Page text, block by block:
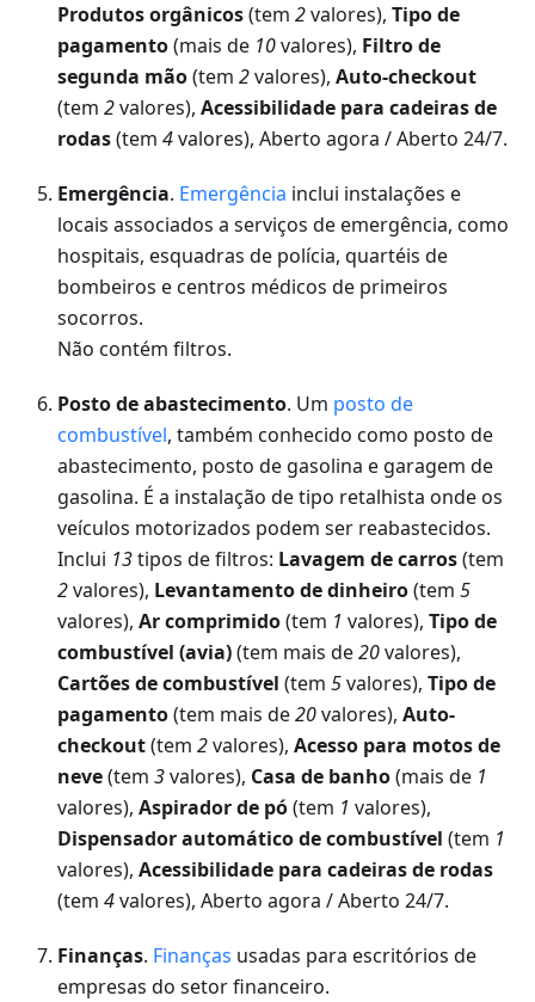
Produtos orgânicos(tem 2valores), Tipo de
pagamento(mais de 10valores), Filtro de
segunda mão(tem 2valores), Auto-checkout
(tem 2valores), Acessibilidade para cadeiras de
rodas(tem 4valores), Aberto agora / Aberto 24/7.
Emergência. Emergência inclui instalações e
locais associados a serviços de emergência, como
hospitais, esquadras de polícia, quartéis de
bombeiros e centros médicos de primeiros
socorros.
Não contém filtros.
Posto de abastecimento. Um posto de
combustível, também conhecido como posto de
abastecimento, posto de gasolina e garagem de
gasolina. É a instalação de tipo retalhista onde os
veículos motorizados podem ser reabastecidos.
Inclui 13tipos de filtros: Lavagem de carros(tem
2valores), Levantamento de dinheiro(tem 5
valores), Ar comprimido(tem 1 valores), Tipo de
combustível (avia)(tem mais de20valores),
Cartões de combustível (tem 5valores), Tipo de
pagamento(tem mais de20valores), Auto-
checkout(tem 2valores), Acesso para motos de
neve(tem 3valores), Casa de banho(mais de 1
valores), Aspirador de pó(tem 1 valores),
Dispensador automático de combustível (tem 1
valores), Acessibilidade para cadeiras de rodas
(tem 4valores), Aberto agora / Aberto 24/7.
Finanças. Finanças usadas para escritórios de
empresas do setor financeiro.